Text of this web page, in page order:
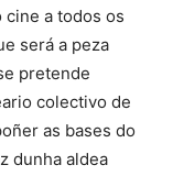
cine a todos os
será a peza
pretende
colectivo de
as bases do
dunha aldea